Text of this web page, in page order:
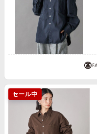
セール中